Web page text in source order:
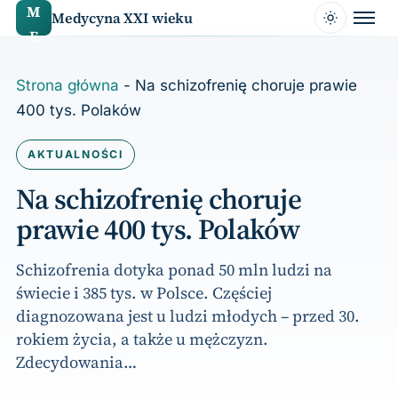
do
treści
M
E
Medycyna XXI wieku
Strona główna - Na schizofrenię choruje prawie
400 tys. Polaków
AKTUALNOŚCI
Na schizofrenię choruje
prawie 400 tys. Polaków
Schizofrenia dotyka ponad 50 mln ludzi na
świecie i 385 tys. w Polsce. Częściej
diagnozowana jest u ludzi młodych – przed 30.
rokiem życia, a także u mężczyzn.
Zdecydowania…